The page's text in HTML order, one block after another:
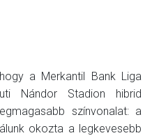
a Merkantil Bank Liga
Nándor Stadion hibrid
színvonalat: a
okozta a legkevesebb